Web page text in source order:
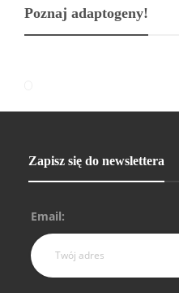
Poznaj adaptogeny!
Zapisz się do newslettera
Email: